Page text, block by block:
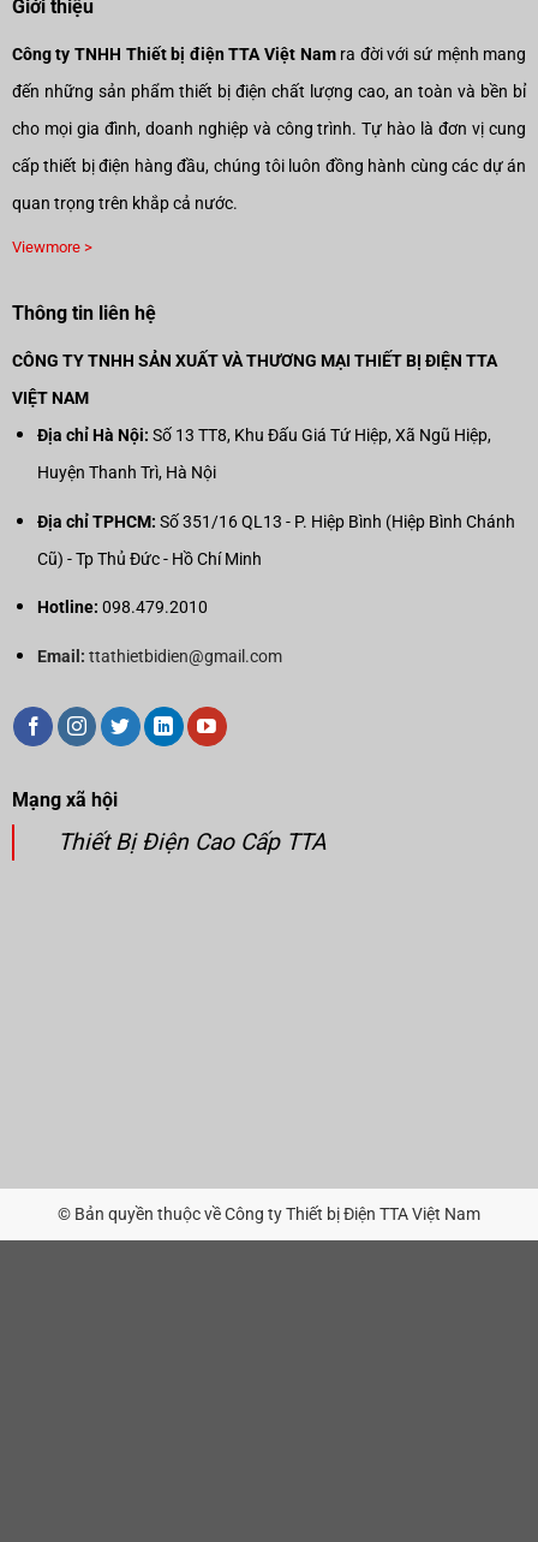
Giới thiệu
Công ty TNHH Thiết bị điện TTA Việt Namra đời với sứ mệnh mang
đến những sản phẩm thiết bị điện chất lượng cao, an toàn và bền bỉ
cho mọi gia đình, doanh nghiệp và công trình. Tự hào là đơn vị cung
cấp thiết bị điện hàng đầu, chúng tôi luôn đồng hành cùng các dự án
quan trọng trên khắp cả nước.
Viewmore >
Thông tin liên hệ
CÔNG TY TNHH SẢN XUẤT VÀ THƯƠNG MẠI THIẾT BỊ ĐIỆN TTA
VIỆT NAM
Địa chỉ Hà Nội: Số 13 TT8, Khu Đấu Giá Tứ Hiệp, Xã Ngũ Hiệp,
Huyện Thanh Trì, Hà Nội
Địa chỉ TPHCM: Số 351/16 QL13 - P. Hiệp Bình (Hiệp Bình Chánh
Cũ) - Tp Thủ Đức - Hồ Chí Minh
Hotline: 098.479.2010
Email: ttathietbidien@gmail.com
Mạng xã hội
Thiết Bị Điện Cao Cấp TTA
© Bản quyền thuộc về Công ty Thiết bị Điện TTA Việt Nam